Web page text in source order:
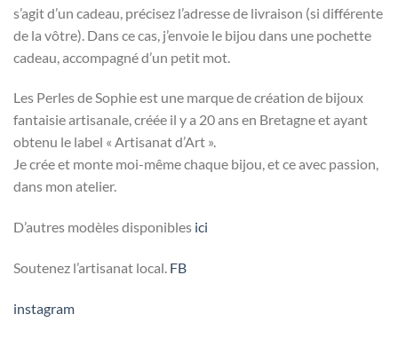
s’agit d’un cadeau, précisez l’adresse de livraison (si différente
de la vôtre). Dans ce cas, j’envoie le bijou dans une pochette
cadeau, accompagné d’un petit mot.
Les Perles de Sophie est une marque de création de bijoux
fantaisie artisanale, créée il y a 20 ans en Bretagne et ayant
obtenu le label « Artisanat d’Art ».
Je crée et monte moi-même chaque bijou, et ce avec passion,
dans mon atelier.
D’autres modèles disponibles ici
Soutenez l’artisanat local. FB
instagram